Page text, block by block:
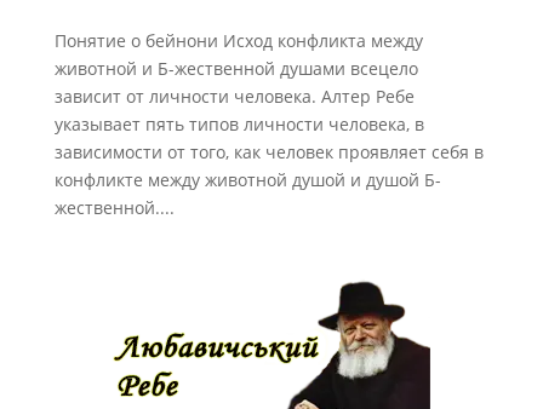
Понятие о бейнони Исход конфликта между
животной и Б-жественной душами всецело
зависит от личности человека. Алтер Ребе
указывает пять типов личности человека, в
зависимости от того, как человек проявляет себя в
конфликте между животной душой и душой Б-
жественной....